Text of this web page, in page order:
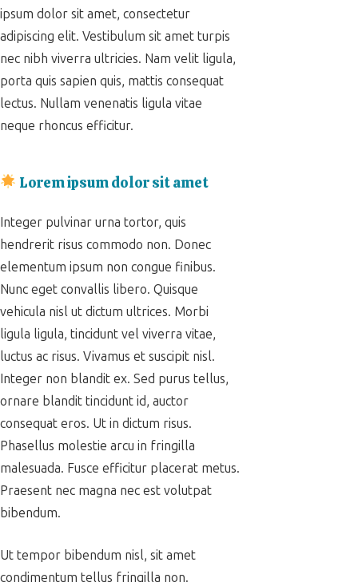
ipsum dolor sit amet, consectetur
adipiscing elit. Vestibulum sit amet turpis
nec nibh viverra ultricies. Nam velit ligula,
porta quis sapien quis, mattis consequat
lectus. Nullam venenatis ligula vitae
neque rhoncus efficitur.
Lorem ipsum dolor sit amet
Integer pulvinar urna tortor, quis
hendrerit risus commodo non. Donec
elementum ipsum non congue finibus.
Nunc eget convallis libero. Quisque
vehicula nisl ut dictum ultrices. Morbi
ligula ligula, tincidunt vel viverra vitae,
luctus ac risus. Vivamus et suscipit nisl.
Integer non blandit ex. Sed purus tellus,
ornare blandit tincidunt id, auctor
consequat eros. Ut in dictum risus.
Phasellus molestie arcu in fringilla
malesuada. Fusce efficitur placerat metus.
Praesent nec magna nec est volutpat
bibendum.
Ut tempor bibendum nisl, sit amet
condimentum tellus fringilla non.